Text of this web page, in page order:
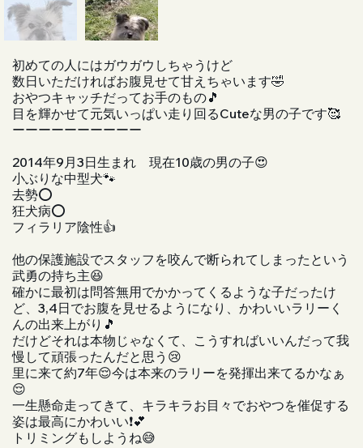
初めての人にはガウガウしちゃうけど
数日いただければお腹見せて甘えちゃいます🤣
おやつキャッチだってお手のもの🎵
目を輝かせて元気いっぱい走り回るCuteな男の子です🥰
ーーーーーーーーーー
2014年9月3日生まれ 現在10歳の男の子😍
小ぶりな中型犬🐾
去勢⭕️
狂犬病⭕️
フィラリア陰性👍
他の保護施設でスタッフを咬んで断られてしまったという
武勇の持ち主😆
確かに最初は問答無用でかかってくるような子だったけ
ど、3,4日でお腹を見せるようになり、かわいいラリーく
んの出来上がり🎵
だけどそれは本物じゃなくて、こうすればいいんだって我
慢して頑張ったんだと思う😢
里に来て約7年😌今は本来のラリーを発揮出来てるかなぁ
😌
一生懸命走ってきて、キラキラお目々でおやつを催促する
姿は最高にかわいい❗💕
トリミングもしようね😅